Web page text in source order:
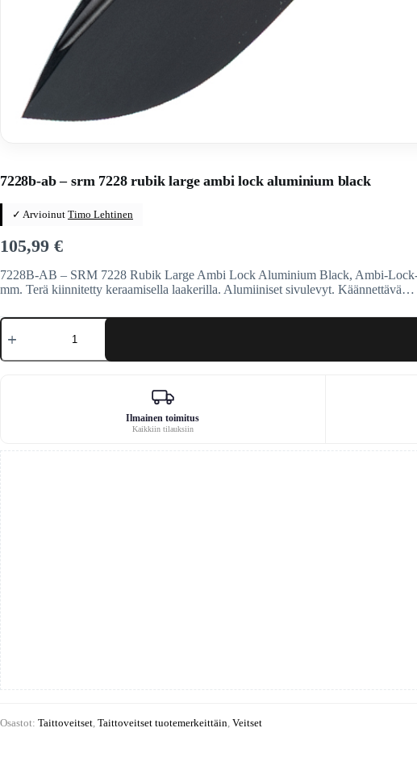
7228b-ab – srm 7228 rubik large ambi lock aluminium black
✓ Arvioinut Timo Lehtinen
105,99 €
7228B-AB – SRM 7228 Rubik Large Ambi Lock Aluminium Black, Ambi-Lock-
mm. Terä kiinnitetty keraamisella laakerilla. Alumiiniset sivulevyt. Käännettävä…
7228b-
ab
srm
black
määrä
Ilmainen toimitus
Kaikkiin tilauksiin
Osastot: Taittoveitset Taittoveitset tuotemerkeittäin Veitset